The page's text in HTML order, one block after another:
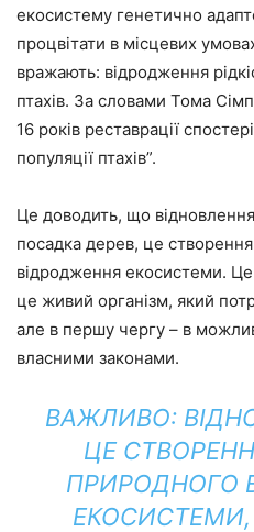
екосистему генетично
процвітати в місцевих
вражають: відродження
птахів. За словами Тома
16 років реставрації
популяції птахів”.
Це доводить, що
посадка дерев, це
відродження екосистеми.
це живий організм, який
але в першу чергу – в
власними законами.
ВАЖЛИВО:
ЦЕ
ПРИРОДНОГО